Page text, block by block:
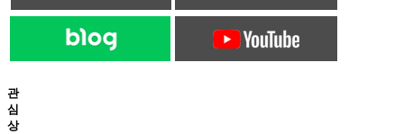
관
심
상